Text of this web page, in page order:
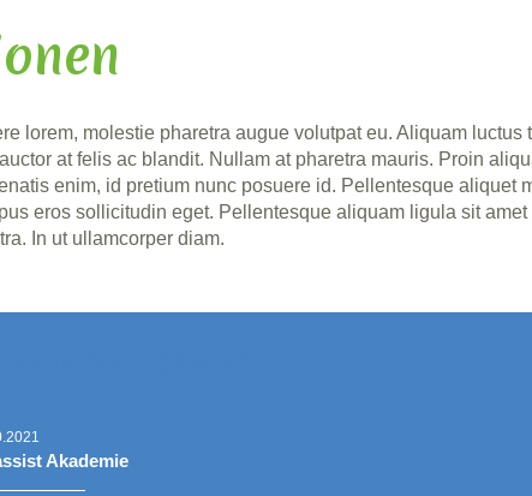
lorem, molestie pharetra augue volutpat eu. Aliquam
at felis ac blandit. Nullam at pharetra mauris. Proin
enim, id pretium nunc posuere id. Pellentesque aliquet
eros sollicitudin eget. Pellentesque aliquam ligula sit
In ut ullamcorper diam.
Akademie